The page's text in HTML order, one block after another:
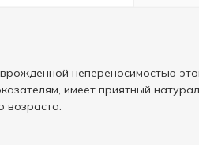
непереносимостью
имеет приятный
возраста.